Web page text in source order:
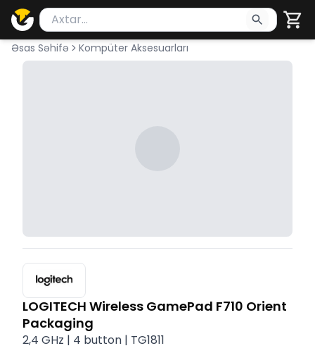
Məhsul axtar
Axtarış üçün ən azı 2 simvol yazın. Göndərmək
Əsas Səhifə Kompüter Aksesuarları
LOGITECH Wireless GamePad F710 Orient
Packaging
2,4 GHz | 4 button | TG1811